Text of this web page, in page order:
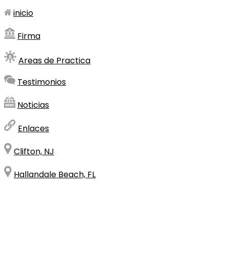
inicio
Firma
Areas de Practica
Testimonios
Noticias
Enlaces
Clifton, NJ
Hallandale Beach, FL